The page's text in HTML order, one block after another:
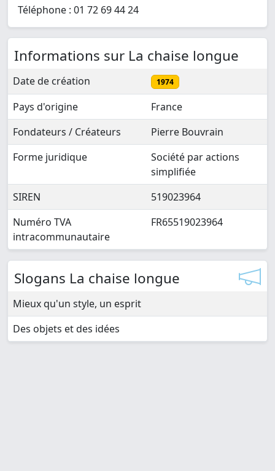
Téléphone : 01 72 69 44 24
Informations sur La chaise longue
Date de création 1974
Pays d'origine
France
Fondateurs / Créateurs
Pierre Bouvrain
Forme juridique
Société par actions
simplifiée
SIREN
519023964
Numéro TVA
intracommunautaire
FR65519023964
Slogans La chaise longue
Mieux qu'un style, un esprit
Des objets et des idées